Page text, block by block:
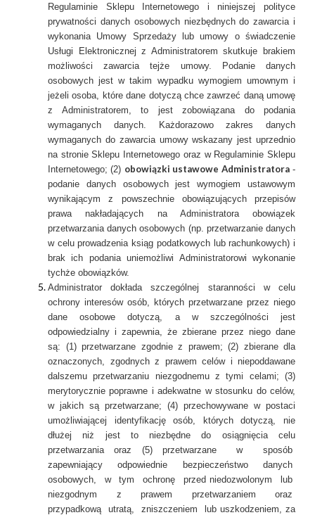
Regulaminie Sklepu Internetowego i niniejszej polityce
prywatności danych osobowych niezbędnych do zawarcia i
wykonania Umowy Sprzedaży lub umowy o świadczenie
Usługi Elektronicznej z Administratorem skutkuje brakiem
możliwości zawarcia tejże umowy. Podanie danych
osobowych jest w takim wypadku wymogiem umownym i
jeżeli osoba, które dane dotyczą chce zawrzeć daną umowę
z Administratorem, to jest zobowiązana do podania
wymaganych danych. Każdorazowo zakres danych
wymaganych do zawarcia umowy wskazany jest uprzednio
na stronie Sklepu Internetowego oraz w Regulaminie Sklepu
Internetowego; (2) obowiązki ustawowe Administratora-
podanie danych osobowych jest wymogiem ustawowym
wynikającym z powszechnie obowiązujących przepisów
prawa nakładających na Administratora obowiązek
przetwarzania danych osobowych (np. przetwarzanie danych
w celu prowadzenia ksiąg podatkowych lub rachunkowych) i
brak ich podania uniemożliwi Administratorowi wykonanie
tychże obowiązków.
Administrator dokłada szczególnej staranności w celu
ochrony interesów osób, których przetwarzane przez niego
dane osobowe dotyczą, a w szczególności jest
odpowiedzialny i zapewnia, że zbierane przez niego dane
są: (1) przetwarzane zgodnie z prawem; (2) zbierane dla
oznaczonych, zgodnych z prawem celów i niepoddawane
dalszemu przetwarzaniu niezgodnemu z tymi celami; (3)
merytorycznie poprawne i adekwatne w stosunku do celów,
w jakich są przetwarzane; (4) przechowywane w postaci
umożliwiającej identyfikację osób, których dotyczą, nie
dłużej niż jest to niezbędne do osiągnięcia celu
przetwarzania oraz (5) przetwarzane w sposób
zapewniający odpowiednie bezpieczeństwo danych
osobowych, w tym ochronę przed niedozwolonym lub
niezgodnym z prawem przetwarzaniem oraz
przypadkową utratą, zniszczeniem lub uszkodzeniem, za